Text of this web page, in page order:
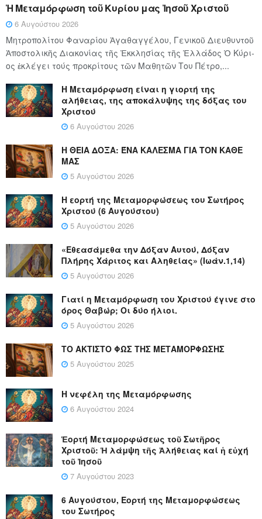
Ἡ Μεταμόρφωση τοῦ Κυρίου μας Ἰησοῦ Χριστοῦ
6 Αυγούστου 2026
Μητροπολίτου Φαναρίου Ἀγαθαγγέλου, Γενικοῦ Διευθυντοῦ
Ἀποστολικῆς Διακονίας τῆς Ἐκκλησίας τῆς Ἑλλάδος Ὁ Κύ­ρι­
ος ἐκλέγει τούς προ­κρί­τους τῶν Μα­θη­τῶν Του Πέ­τρο,...
Η Μεταμόρφωση είναι η γιορτή της
αλήθειας, της αποκάλυψης της δόξας του
Χριστού
6 Αυγούστου 2026
Η ΘΕΙΑ ΔΟΞΑ: ΈΝΑ ΚΑΛΕΣΜΑ ΓΙΑ ΤΟΝ ΚΑΘΕ
ΜΑΣ
5 Αυγούστου 2026
Η εορτή της Μεταμορφώσεως του Σωτήρος
Χριστού (6 Αυγούστου)
5 Αυγούστου 2026
«Εθεασάμεθα την Δόξαν Αυτού, Δόξαν
Πλήρης Χάριτος και Αληθείας» (Ιωάν.1,14)
5 Αυγούστου 2026
Γιατί η Μεταμόρφωση του Χριστού έγινε στο
όρος Θαβώρ; Οι δύο ήλιοι.
5 Αυγούστου 2026
ΤΟ ΑΚΤΙΣΤΟ ΦΩΣ ΤΗΣ ΜΕΤΑΜΟΡΦΩΣΗΣ
5 Αυγούστου 2025
Η νεφέλη της Μεταμόρφωσης
6 Αυγούστου 2024
Ἑορτή Μεταμορφώσεως τοῦ Σωτῆρος
Χριστοῦ: Ἡ λάμψη τῆς Ἀλήθειας καί ἡ εὐχή
τοῦ Ἰησοῦ
7 Αυγούστου 2023
6 Αυγούστου, Εορτή της Μεταμορφώσεως
του Σωτήρος